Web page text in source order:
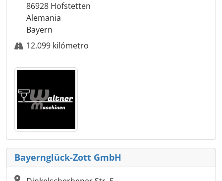
86928 Hofstetten
Alemania
Bayern
12.099 kilómetro
Bayernglück-Zott GmbH